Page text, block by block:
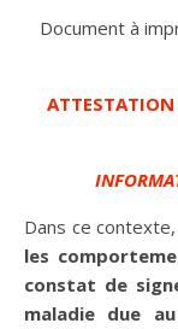
Document à
ATTESTATION
Dans ce
les
constat de
maladie due